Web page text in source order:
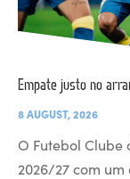
Empate justo no
8 AUGUST, 2026
O Futebol
2026/27 com